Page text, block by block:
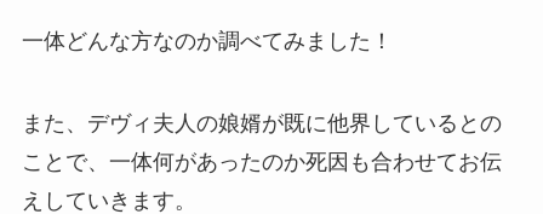
一体どんな方なのか調べてみました！
また、デヴィ夫人の娘婿が既に他界しているとの
ことで、一体何があったのか死因も合わせてお伝
えしていきます。